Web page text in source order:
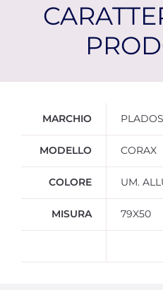
MARCHIO PLADOS
MODELLO CORAX
COLORE UM.
MISURA 79X50